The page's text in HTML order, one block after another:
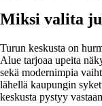
Miksi valita
Turun keskusta on
Alue tarjoaa upeita
sekä modernimpia
lähellä kaupungin
keskusta pystyy